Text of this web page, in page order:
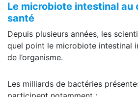
Le microbiote intestinal
santé
Depuis plusieurs années, les
quel point le microbiote intestinal
de l’organisme.
Les milliards de bactéries